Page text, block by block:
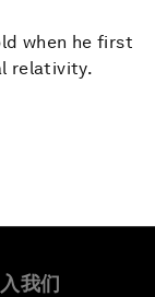
when he first
relativity.
我们